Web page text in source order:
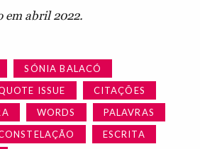
em abril 2022.
SÓNIA BALACÓ
ISSUE
CITAÇÕES
WORDS
PALAVRAS
ESCRITA